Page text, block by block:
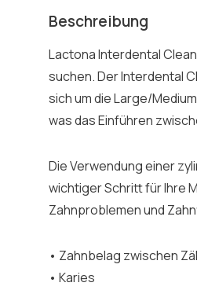
Beschreibung
Lactona Interdental
suchen. Der Interdental
sich um die Large/
was das Einführen
Die Verwendung einer
wichtiger Schritt für Ihre
Zahnproblemen und
• Zahnbelag zwischen
• Karies